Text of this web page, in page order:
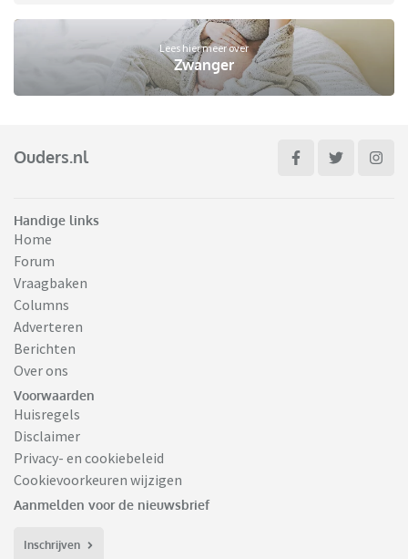
Lees hier meer over
Zwanger
Ouders.nl
Handige links
Home
Forum
Vraagbaken
Columns
Adverteren
Berichten
Over ons
Voorwaarden
Huisregels
Disclaimer
Privacy- en cookiebeleid
Cookievoorkeuren wijzigen
Aanmelden voor de nieuwsbrief
Inschrijven